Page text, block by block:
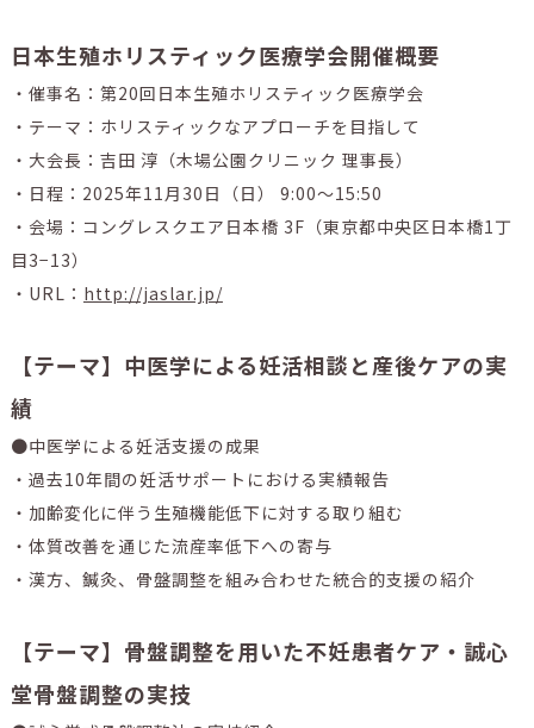
日本生殖ホリスティック医療学会開催概要
・催事名：第20回日本生殖ホリスティック医療学会
・テーマ：ホリスティックなアプローチを目指して
・大会長：吉田 淳（木場公園クリニック 理事長）
・日程：2025年11月30日（日） 9:00～15:50
・会場：コングレスクエア日本橋 3F（東京都中央区日本橋1丁
目3−13）
・URL： http://jaslar.jp/
【テーマ】中医学による妊活相談と産後ケアの実
績
●中医学による妊活支援の成果
・過去10年間の妊活サポートにおける実績報告
・加齢変化に伴う生殖機能低下に対する取り組む
・体質改善を通じた流産率低下への寄与
・漢方、鍼灸、骨盤調整を組み合わせた統合的支援の紹介
【テーマ】骨盤調整を用いた不妊患者ケア・誠心
堂骨盤調整の実技